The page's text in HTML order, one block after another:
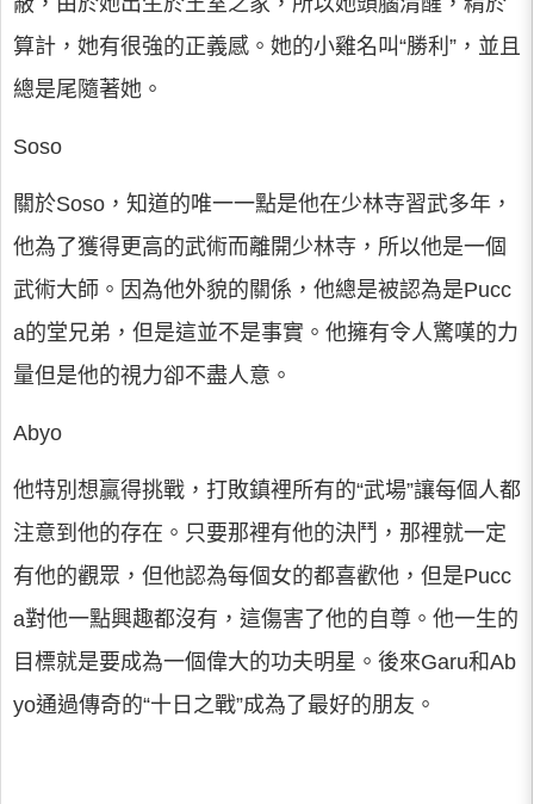
算計，她有很強的正義感。她的小雞名叫“勝利”，並且
總是尾隨著她。
Soso
關於Soso，知道的唯一一點是他在少林寺習武多年，
他為了獲得更高的武術而離開少林寺，所以他是一個
武術大師。因為他外貌的關係，他總是被認為是Pucc
a的堂兄弟，但是這並不是事實。他擁有令人驚嘆的力
量但是他的視力卻不盡人意。
Abyo
他特別想贏得挑戰，打敗鎮裡所有的“武場”讓每個人都
注意到他的存在。只要那裡有他的決鬥，那裡就一定
有他的觀眾，但他認為每個女的都喜歡他，但是Pucc
a對他一點興趣都沒有，這傷害了他的自尊。他一生的
目標就是要成為一個偉大的功夫明星。後來Garu和Ab
yo通過傳奇的“十日之戰”成為了最好的朋友。